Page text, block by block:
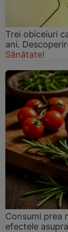
Trei obiceiuri
ani.
Sănătate!
Consumi prea
efectele